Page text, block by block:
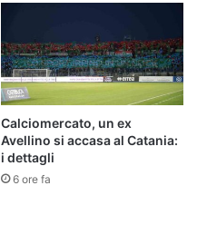
Calciomercato, un ex
Avellino si accasa al Catania:
i dettagli
6 ore fa